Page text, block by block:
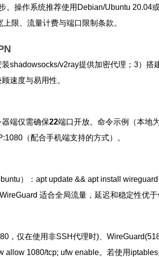
操作系统推荐使用Debian/Ubuntu 20.04
限、流量计费与端口限制条款。
shadowsocks/v2ray提供加密代理；3）
顾速度与易用性。
端仅需确保22端口开放。命令示例（本地
（配合手机端支持的方式）。
）：apt update && apt install
适合全局流量，延迟和稳定性优于
，仅在使用非SSH代理时)、
1080/tcp; ufw enable。若使用